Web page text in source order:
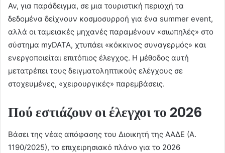
Αν, για παράδειγμα, σε μια τουριστική περιοχή τα
δεδομένα δείχνουν κοσμοσυρροή για ένα summer event,
αλλά οι ταμειακές μηχανές παραμένουν «σιωπηλές» στο
σύστημα myDATA, χτυπάει «κόκκινος συναγερμός» και
ενεργοποιείται επιτόπιος έλεγχος. Η μέθοδος αυτή
μετατρέπει τους δειγματοληπτικούς ελέγχους σε
στοχευμένες, «χειρουργικές» παρεμβάσεις.
Πού εστιάζουν οι έλεγχοι το 2026
Βάσει της νέας απόφασης του Διοικητή της ΑΑΔΕ (Α.
1190/2025), το επιχειρησιακό πλάνο για το 2026